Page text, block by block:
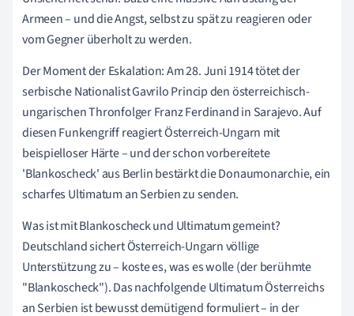
Armeen – und die Angst, selbst zu spät zu reagieren oder
vom Gegner überholt zu werden.
Der Moment der Eskalation: Am 28. Juni 1914 tötet der
serbische Nationalist Gavrilo Princip den österreichisch-
ungarischen Thronfolger Franz Ferdinand in Sarajevo. Auf
diesen Funkengriff reagiert Österreich-Ungarn mit
beispielloser Härte – und der schon vorbereitete
'Blankoscheck' aus Berlin bestärkt die Donaumonarchie, ein
scharfes Ultimatum an Serbien zu senden.
Was ist mit Blankoscheck und Ultimatum gemeint?
Deutschland sichert Österreich-Ungarn völlige
Unterstützung zu – koste es, was es wolle (der berühmte
"Blankoscheck"). Das nachfolgende Ultimatum Österreichs
an Serbien ist bewusst demütigend formuliert – in der